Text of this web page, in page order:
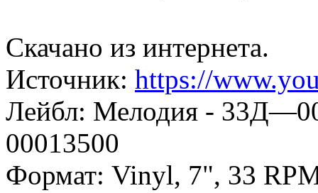
Скачано из интернета.
Источник: https://
Лейбл: Мелодия -
00013500
Формат: Vinyl, 7", 33